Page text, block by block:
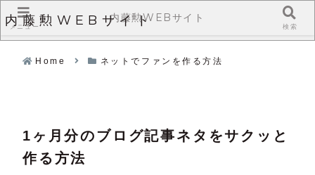
内藤勲WEBサイト
Home ネットでファンを作る方法
1ヶ月分のブログ記事ネタをサクッと
作る方法
メニュー
内藤勲WEBサイト
検索